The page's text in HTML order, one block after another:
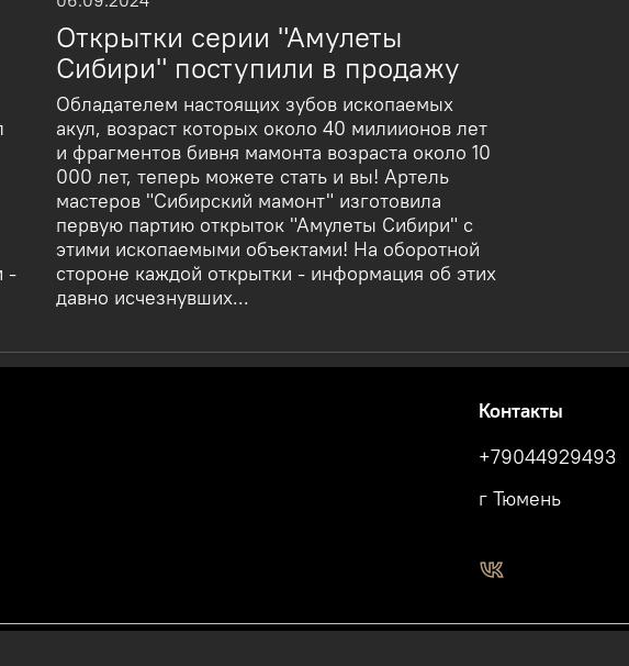
-
Открытки серии "Амулеты
Сибири" поступили в продажу
Обладателем настоящих зубов ископаемых
акул, возраст которых около 40 милиионов лет
и фрагментов бивня мамонта возраста около 10
000 лет, теперь можете стать и вы! Артель
мастеров "Сибирский мамонт" изготовила
первую партию открыток "Амулеты Сибири" с
этими ископаемыми объектами! На оборотной
стороне каждой открытки - информация об этих
давно исчезнувших...
Контакты
+79044929493
г Тюмень